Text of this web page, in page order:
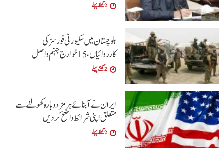
2 گھنٹے پہلے
بلوچستان میں سکیورٹی فورسز کی
کارروائیاں، 15 خوارج جہنم واصل
2 گھنٹے پہلے
ایران نے آبنائے ہرمز دوبارہ کھولنے سے
متعلق اپنی شرائط واضح کردیں
2 گھنٹے پہلے